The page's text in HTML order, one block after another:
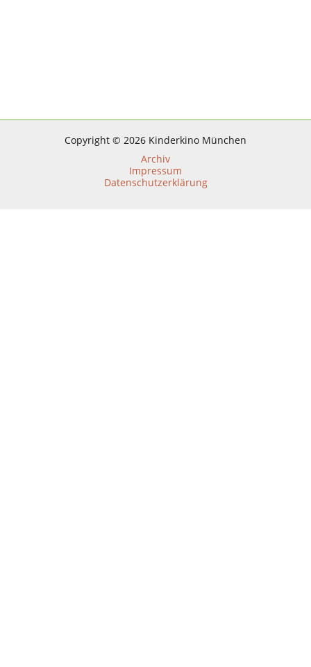
Copyright © 2026 Kinderkino München
Archiv
Impressum
Datenschutzerklärung